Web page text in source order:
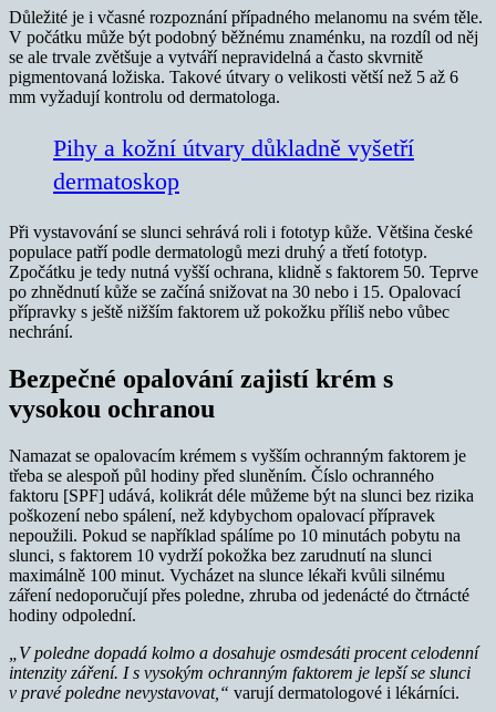
Důležité je i včasné rozpoznání případného melanomu na svém těle.
V počátku může být podobný běžnému znaménku, na rozdíl od něj
se ale trvale zvětšuje a vytváří nepravidelná a často skvrnitě
pigmentovaná ložiska. Takové útvary o velikosti větší než 5 až 6
mm vyžadují kontrolu od dermatologa.
Pihy a kožní útvary důkladně vyšetří
dermatoskop
Při vystavování se slunci sehrává roli i fototyp kůže. Většina české
populace patří podle dermatologů mezi druhý a třetí fototyp.
Zpočátku je tedy nutná vyšší ochrana, klidně s faktorem 50. Teprve
po zhnědnutí kůže se začíná snižovat na 30 nebo i 15. Opalovací
přípravky s ještě nižším faktorem už pokožku příliš nebo vůbec
nechrání.
Bezpečné opalování zajistí krém s
vysokou ochranou
Namazat se opalovacím krémem s vyšším ochranným faktorem je
třeba se alespoň půl hodiny před sluněním. Číslo ochranného
faktoru [SPF] udává, kolikrát déle můžeme být na slunci bez rizika
poškození nebo spálení, než kdybychom opalovací přípravek
nepoužili. Pokud se například spálíme po 10 minutách pobytu na
slunci, s faktorem 10 vydrží pokožka bez zarudnutí na slunci
maximálně 100 minut. Vycházet na slunce lékaři kvůli silnému
záření nedoporučují přes poledne, zhruba od jedenácté do čtrnácté
hodiny odpolední.
„V poledne dopadá kolmo a dosahuje osmdesáti procent celodenní
intenzity záření. I s vysokým ochranným faktorem je lepší se slunci
v pravé poledne nevystavovat,“ varují dermatologové i lékárníci.